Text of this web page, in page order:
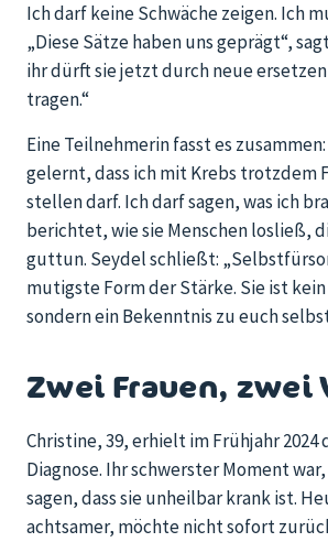
Ich darf keine Schwäche zeigen. Ich
„Diese Sätze haben uns geprägt“,
ihr dürft sie jetzt durch neue
tragen.“
Eine Teilnehmerin fasst es
gelernt, dass ich mit Krebs trotzdem
stellen darf. Ich darf sagen, was ich
berichtet, wie sie Menschen losließ,
guttun. Seydel schließt:
mutigste Form der Stärke. Sie ist
sondern ein Bekenntnis zu euch
Zwei Frauen, zwei
Christine, 39, erhielt im Frühjahr
Diagnose. Ihr schwerster Moment
sagen, dass sie unheilbar krank ist.
achtsamer, möchte nicht sofort